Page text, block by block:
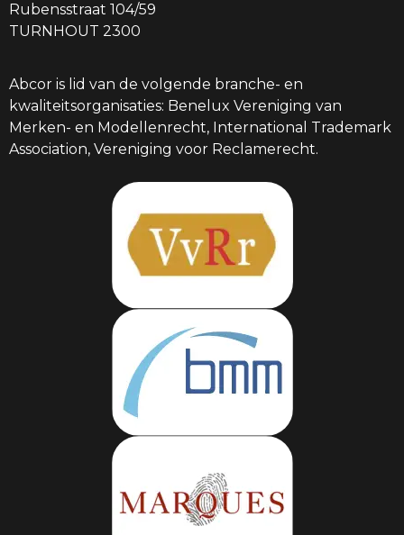
Rubensstraat 104/59
TURNHOUT 2300
Abcor is lid van de volgende branche- en
kwaliteitsorganisaties: Benelux Vereniging van
Merken- en Modellenrecht, International Trademark
Association, Vereniging voor Reclamerecht.